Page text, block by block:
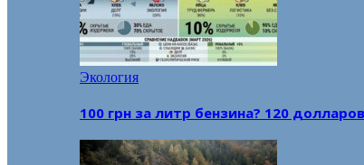
Экология
100 грн за литр бензина? 120